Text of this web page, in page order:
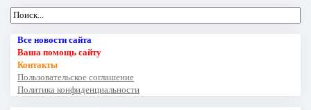
Все новости сайта
Ваша помощь сайту
Контакты
Пользовательское соглашение
Политика конфиденциальности